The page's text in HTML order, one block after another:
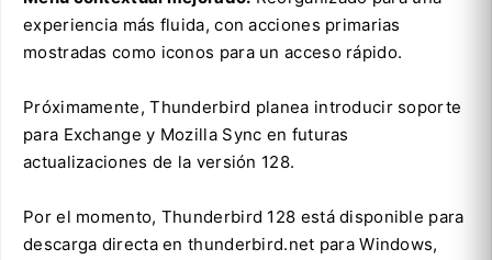
experiencia más fluida, con acciones primarias
mostradas como iconos para un acceso rápido.
Próximamente, Thunderbird planea introducir soporte
para Exchange y Mozilla Sync en futuras
actualizaciones de la versión 128.
Por el momento, Thunderbird 128 está disponible para
descarga directa en thunderbird.net para Windows,